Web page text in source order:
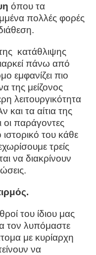
όπου τα
πολλές φορές
κατάθλιψης
πάνω από
εμφανίζει πιο
της μείζονος
λειτουργικότητα
και τα αίτια της
οι παράγοντες
του κάθε
τρείς
να διακρίνουν
του ίδιου μας
τον λυπόμαστε
με κυρίαρχη
να